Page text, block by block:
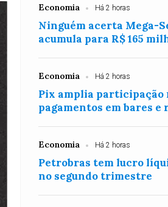
Economia Há 2 horas
Ninguém acerta Mega-
acumula para R$ 165
Economia Há 2 horas
Pix amplia participação
pagamentos em bares
Economia Há 2 horas
Petrobras tem lucro
no segundo trimestre